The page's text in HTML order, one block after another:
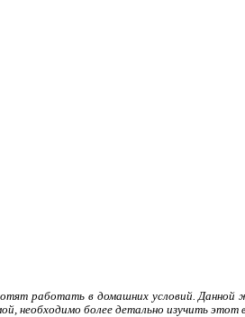
работать в домашних условий.
необходимо более детально изучить